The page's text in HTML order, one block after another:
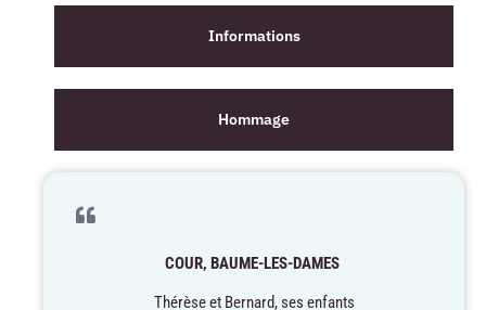
Informations
Hommage
COUR, BAUME-LES-DAMES
Thérèse et Bernard, ses enfants